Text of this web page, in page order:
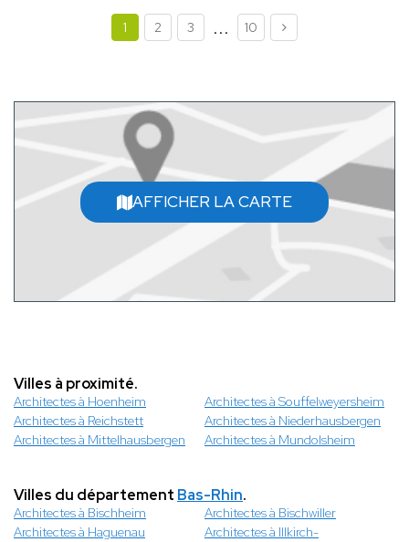
1 2 3 ... 10
AFFICHER LA CARTE
Villes à proximité.
Architectes à Hoenheim
Architectes à Souffelweyersheim
Architectes à Reichstett
Architectes à Niederhausbergen
Architectes à Mittelhausbergen
Architectes à Mundolsheim
Villes du département Bas-Rhin.
Architectes à Bischheim
Architectes à Bischwiller
Architectes à Haguenau
Architectes à Illkirch-